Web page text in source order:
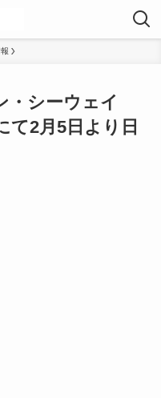
・シーウェイ
て2月5日より日